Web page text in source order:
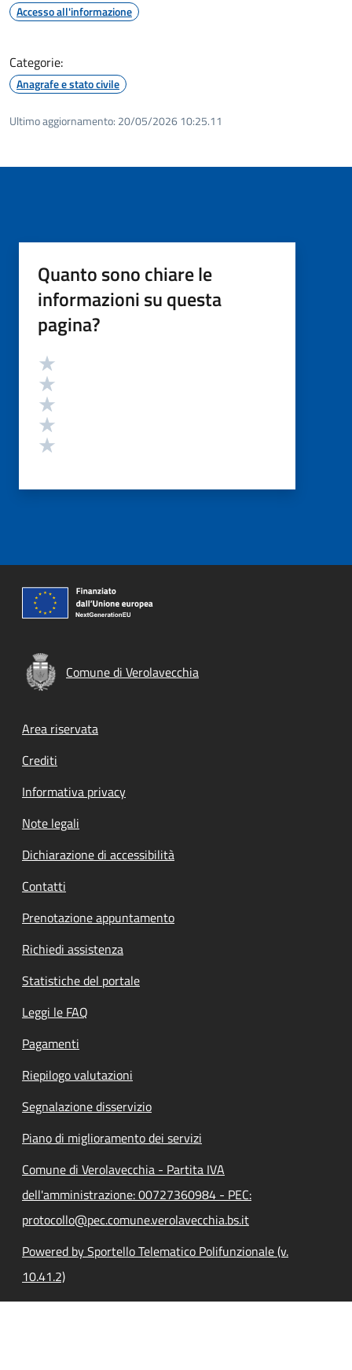
Accesso all'informazione
Categorie:
Anagrafe e stato civile
Ultimo aggiornamento: 20/05/2026 10:25.11
Quanto sono chiare le
informazioni su questa
pagina?
Valutazione
Comune di Verolavecchia
Footer menu
Area riservata
Crediti
Informativa privacy
Note legali
Dichiarazione di accessibilità
Contatti
Prenotazione appuntamento
Richiedi assistenza
Statistiche del portale
Leggi le FAQ
Pagamenti
Riepilogo valutazioni
Segnalazione disservizio
Piano di miglioramento dei servizi
Comune di Verolavecchia - Partita IVA
dell'amministrazione: 00727360984 - PEC:
protocollo@pec.comune.verolavecchia.bs.it
Powered by Sportello Telematico Polifunzionale (v.
10.41.2)